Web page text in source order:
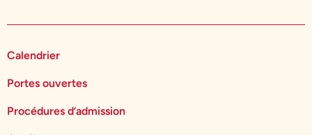
Calendrier
Portes ouvertes
Procédures d’admission